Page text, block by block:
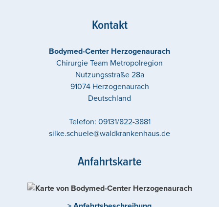
Kontakt
Bodymed-Center Herzogenaurach
Chirurgie Team Metropolregion
Nutzungsstraße 28a
91074 Herzogenaurach
Deutschland
Telefon: 09131/822-3881
silke.schuele@waldkrankenhaus.de
Anfahrtskarte